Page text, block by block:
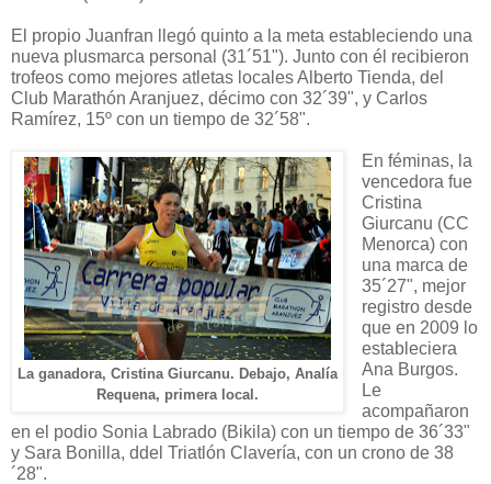
El propio Juanfran llegó quinto a la meta estableciendo una
nueva plusmarca personal (31´51"). Junto con él recibieron
trofeos como mejores atletas locales Alberto Tienda, del
Club Marathón Aranjuez, décimo con 32´39", y Carlos
Ramírez, 15º con un tiempo de 32´58".
La ganadora, Cristina Giurcanu. Debajo, Analía
Requena, primera local.
En féminas, la
vencedora fue
Cristina
Giurcanu (CC
Menorca) con
una marca de
35´27", mejor
registro desde
que en 2009 lo
estableciera
Ana Burgos.
Le
acompañaron
en el podio Sonia Labrado (Bikila) con un tiempo de 36´33"
y Sara Bonilla, ddel Triatlón Clavería, con un crono de 38
´28".